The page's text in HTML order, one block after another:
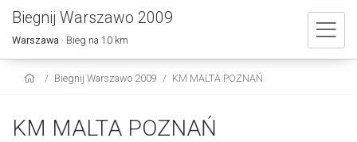
Biegnij Warszawo 2009
Warszawa · Bieg na 10 km
Biegnij Warszawo 2009 KM MALTA POZNAŃ
KM MALTA POZNAŃ